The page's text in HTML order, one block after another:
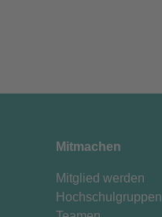
Mitmachen
Mitglied werden
Hochschulgruppen